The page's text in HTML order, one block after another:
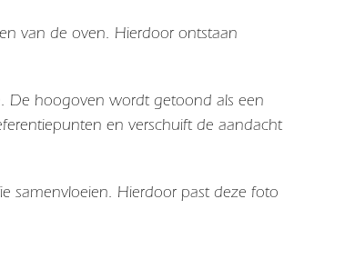
van de oven. Hierdoor ontstaan
De hoogoven wordt getoond als een
en verschuift de aandacht
samenvloeien. Hierdoor past deze foto